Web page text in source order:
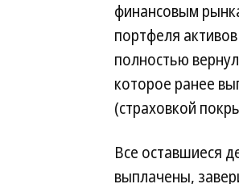
финансовым
портфеля
полностью
которое ранее
(страховкой
Все оставшиеся
выплачены,